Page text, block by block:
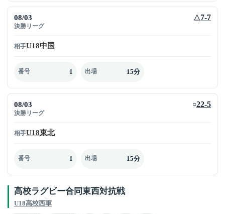
08/03
決勝リーグ
△7-7
相手U18中国
番号 1 出場 15分
08/03
決勝リーグ
○22-5
相手U18東北
番号 1 出場 15分
高校ラグビー合同東西対抗戦
U18高校西軍